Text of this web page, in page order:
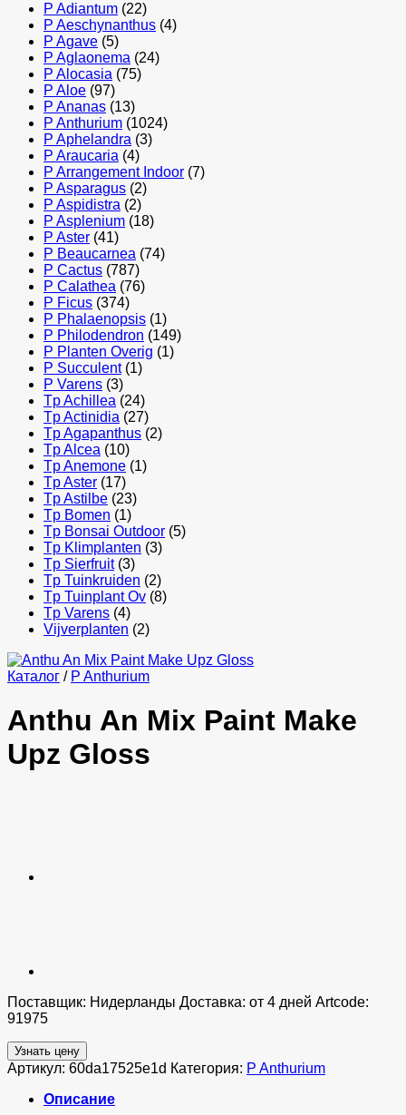
P Adiantum (22)
P Aeschynanthus (4)
P Agave (5)
P Aglaonema (24)
P Alocasia (75)
P Aloe (97)
P Ananas (13)
P Anthurium (1024)
P Aphelandra (3)
P Araucaria (4)
P Arrangement Indoor (7)
P Asparagus (2)
P Aspidistra (2)
P Asplenium (18)
P Aster (41)
P Beaucarnea (74)
P Cactus (787)
P Calathea (76)
P Ficus (374)
P Phalaenopsis (1)
P Philodendron (149)
P Planten Overig (1)
P Succulent (1)
P Varens (3)
Tp Achillea (24)
Tp Actinidia (27)
Tp Agapanthus (2)
Tp Alcea (10)
Tp Anemone (1)
Tp Aster (17)
Tp Astilbe (23)
Tp Bomen (1)
Tp Bonsai Outdoor (5)
Tp Klimplanten (3)
Tp Sierfruit (3)
Tp Tuinkruiden (2)
Tp Tuinplant Ov (8)
Tp Varens (4)
Vijverplanten (2)
Каталог / P Anthurium
Anthu An Mix Paint Make
Upz Gloss
Поставщик: Нидерланды Доставка: от 4 дней Artcode:
91975
Узнать цену
Артикул: 60da17525e1d Категория: P Anthurium
Описание